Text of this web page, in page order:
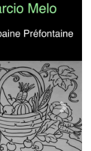
Next